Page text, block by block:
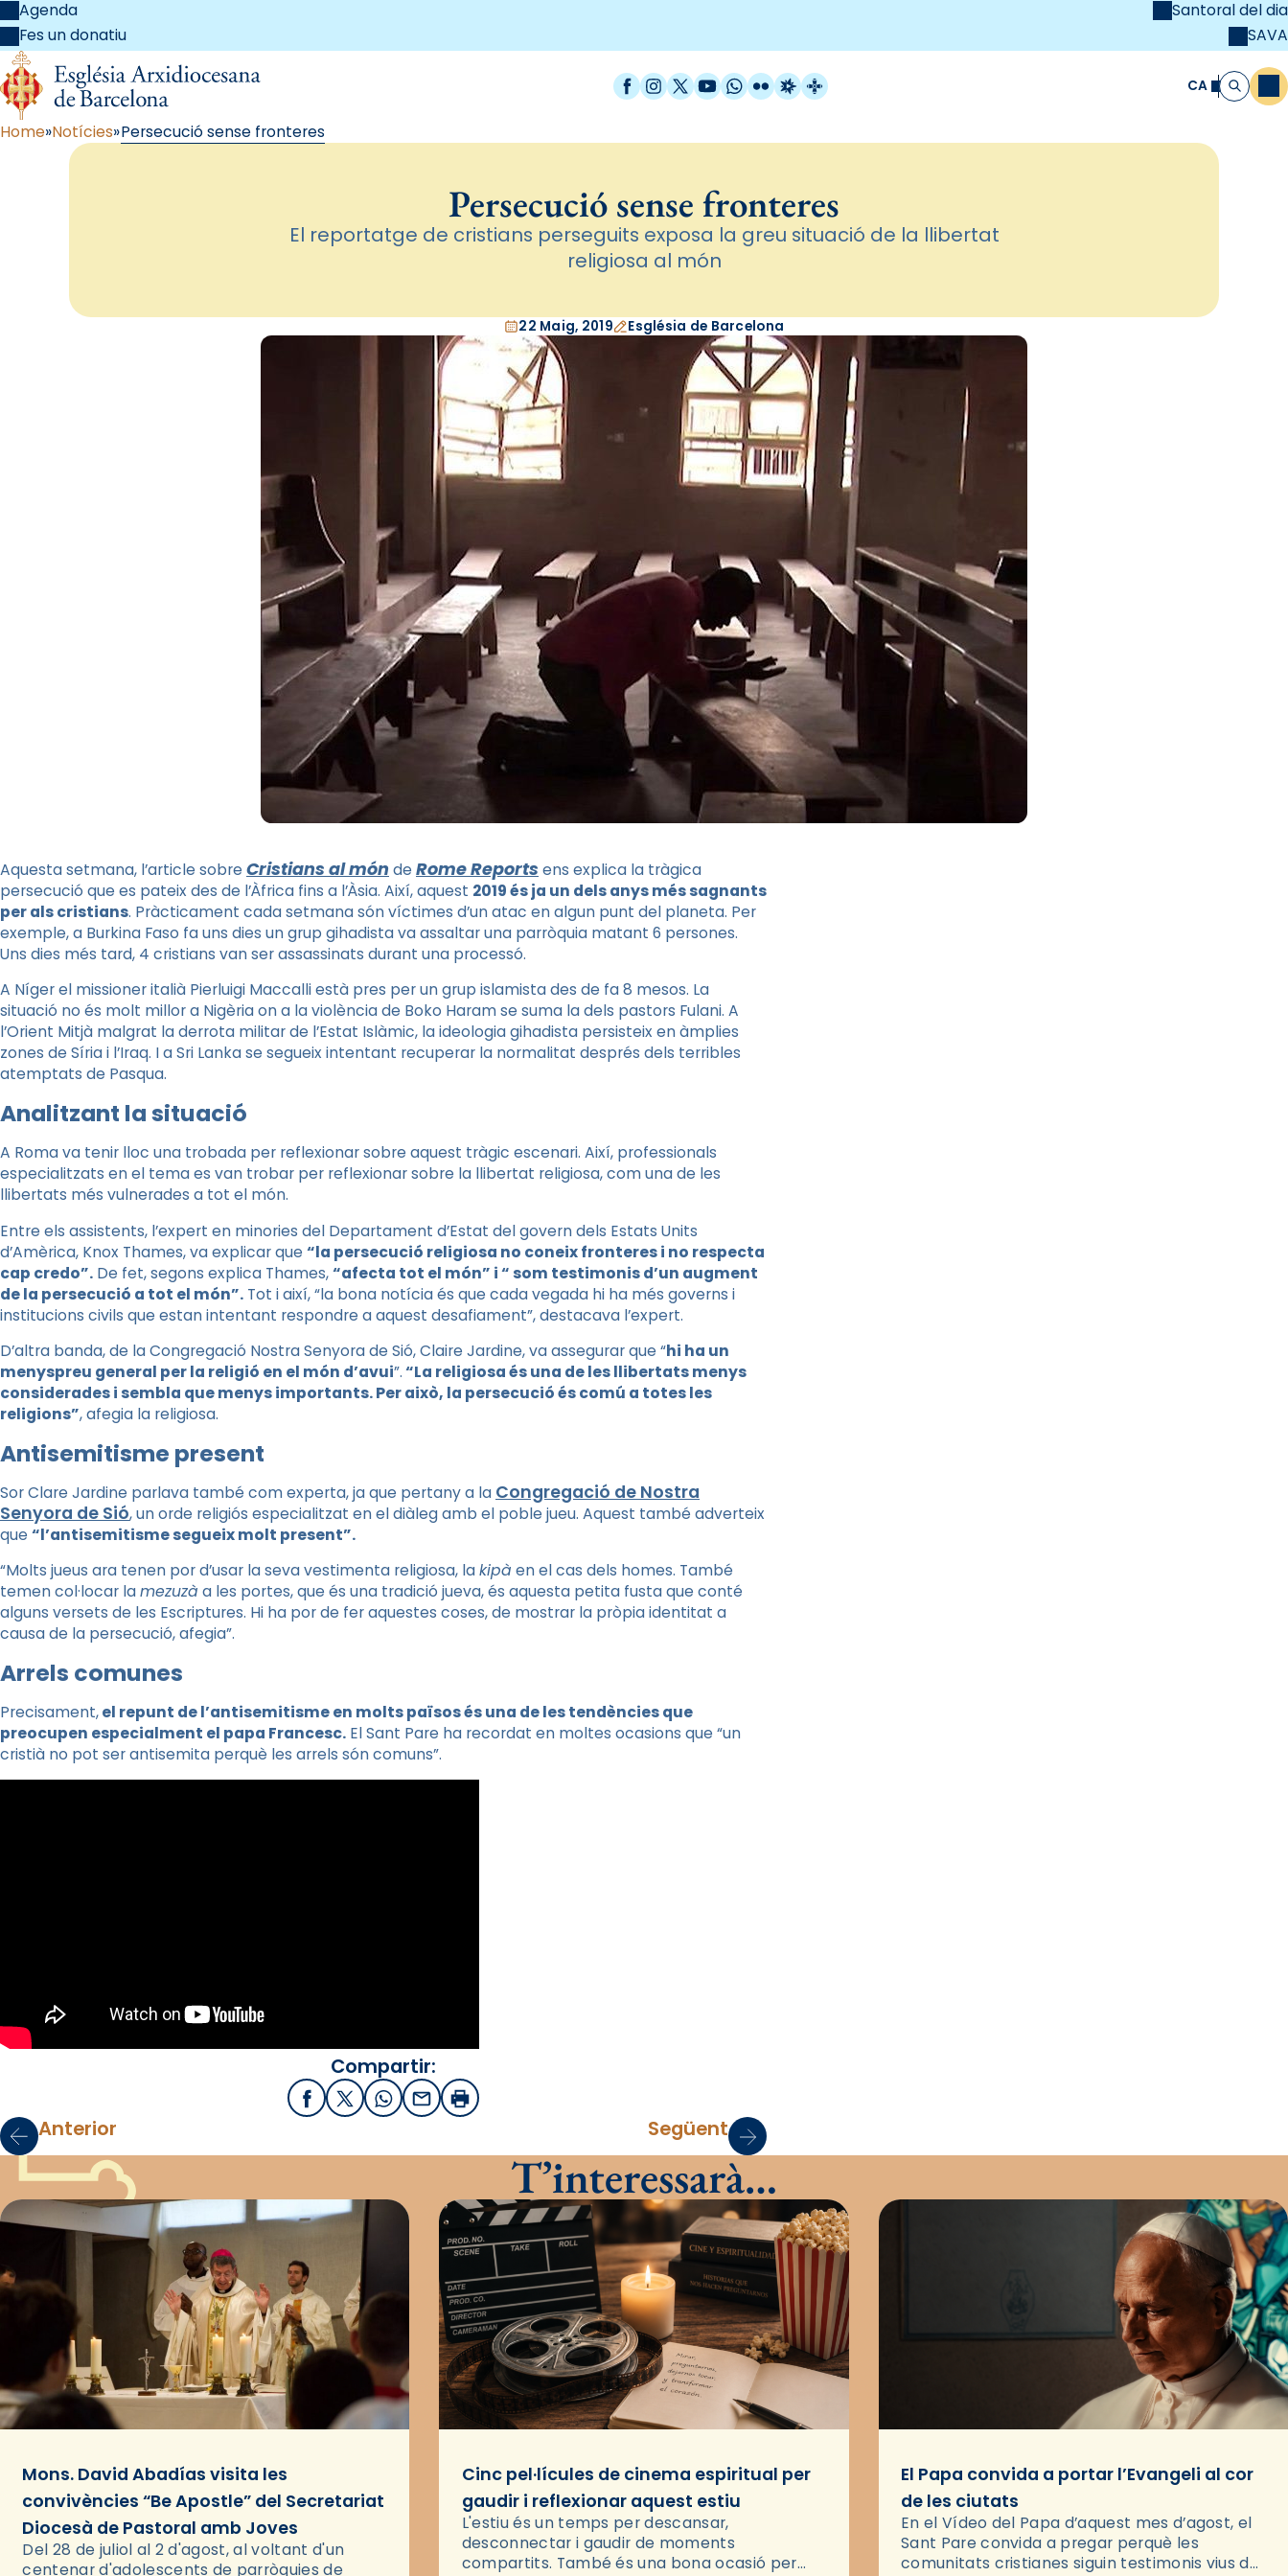
Agenda
Fes un donatiu
Santoral del dia
SAVA
Facebook
Instagram
X / Twitter
YouTube
WhatsApp
FlickrRadio Estel
Catalunya Cristiana CA Cerca
Home Notícies Persecució sense fronteres
Persecució sense fronteres
El reportatge de cristians perseguits exposa la greu situació de la llibertat
religiosa al món
22 Maig, 2019 Església de Barcelona
Aquesta setmana, l’article sobre Cristians al món de Rome Reports ens explica la tràgica
persecució que es pateix des de l’Àfrica fins a l’Àsia. Així, aquest 2019 és ja un dels anys més sagnants
per als cristians. Pràcticament cada setmana són víctimes d’un atac en algun punt del planeta. Per
exemple, a Burkina Faso fa uns dies un grup gihadista va assaltar una parròquia matant 6 persones.
Uns dies més tard, 4 cristians van ser assassinats durant una processó.
A Níger el missioner italià Pierluigi Maccalli està pres per un grup islamista des de fa 8 mesos. La
situació no és molt millor a Nigèria on a la violència de Boko Haram se suma la dels pastors Fulani. A
l’Orient Mitjà malgrat la derrota militar de l’Estat Islàmic, la ideologia gihadista persisteix en àmplies
zones de Síria i l’Iraq. I a Sri Lanka se segueix intentant recuperar la normalitat després dels terribles
atemptats de Pasqua.
Analitzant la situació
A Roma va tenir lloc una trobada per reflexionar sobre aquest tràgic escenari. Així, professionals
especialitzats en el tema es van trobar per reflexionar sobre la llibertat religiosa, com una de les
llibertats més vulnerades a tot el món.
Entre els assistents, l’expert en minories del Departament d’Estat del govern dels Estats Units
d’Amèrica, Knox Thames, va explicar que “la persecució religiosa no coneix fronteres i no respecta
cap credo”. De fet, segons explica Thames,“afecta tot el món” i “ som testimonis d’un augment
de la persecució a tot el món”. Tot i així, “la bona notícia és que cada vegada hi ha més governs i
institucions civils que estan intentant respondre a aquest desafiament”, destacava l’expert.
D’altra banda, de la Congregació Nostra Senyora de Sió, Claire Jardine, va assegurar que “hi ha un
menyspreu general per la religió en el món d’avui”.“La religiosa és una de les llibertats menys
considerades i sembla que menys importants. Per això, la persecució és comú a totes les
religions”, afegia la religiosa.
Antisemitisme present
Sor Clare Jardine parlava també com experta, ja que pertany a la Congregació de Nostra
Senyora de Sió, un orde religiós especialitzat en el diàleg amb el poble jueu. Aquest també adverteix
que “l’antisemitisme segueix molt present”.
“Molts jueus ara tenen por d’usar la seva vestimenta religiosa, lakipà en el cas dels homes. També
temen col·locar lamezuzà a les portes, que és una tradició jueva, és aquesta petita fusta que conté
alguns versets de les Escriptures. Hi ha por de fer aquestes coses, de mostrar la pròpia identitat a
causa de la persecució, afegia”.
Arrels comunes
Precisament,el repunt de l’antisemitisme en molts països és una de les tendències que
preocupen especialment el papa Francesc. El Sant Pare ha recordat en moltes ocasions que “un
cristià no pot ser antisemita perquè les arrels són comuns”.
Compartir:
FacebookX / Twitter
WhatsApp
EmailImprimir
Anterior Següent
T’interessarà…
Mons. David Abadías visita les
convivències “Be Apostle” del Secretariat
Diocesà de Pastoral amb Joves
Del 28 de juliol al 2 d'agost, al voltant d'un
centenar d'adolescents de parròquies de
Cinc pel·lícules de cinema espiritual per
gaudir i reflexionar aquest estiu
L'estiu és un temps per descansar,
desconnectar i gaudir de moments
compartits. També és una bona ocasió per
El Papa convida a portar l’Evangeli al cor
de les ciutats
En el Vídeo del Papa d’aquest mes d’agost, el
Sant Pare convida a pregar perquè les
comunitats cristianes siguin testimonis vius de